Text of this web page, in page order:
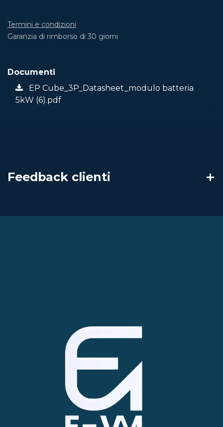
Termini e condizioni
Garanzia di rimborso di 30 giorni
Documenti
EP Cube_3P_Datasheet_modulo batteria
5kW (6).pdf
Feedback clienti